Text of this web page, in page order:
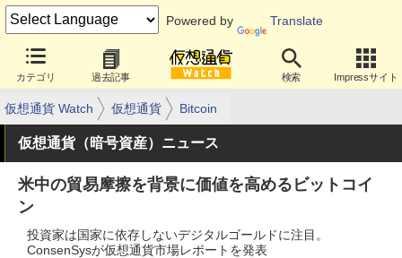
Powered by Translate
カテゴリ 過去記事 検索 Impressサイト
仮想通貨 Watch 仮想通貨 Bitcoin
仮想通貨（暗号資産）ニュース
米中の貿易摩擦を背景に価値を高めるビットコイ
ン
投資家は国家に依存しないデジタルゴールドに注目。
ConsenSysが仮想通貨市場レポートを発表